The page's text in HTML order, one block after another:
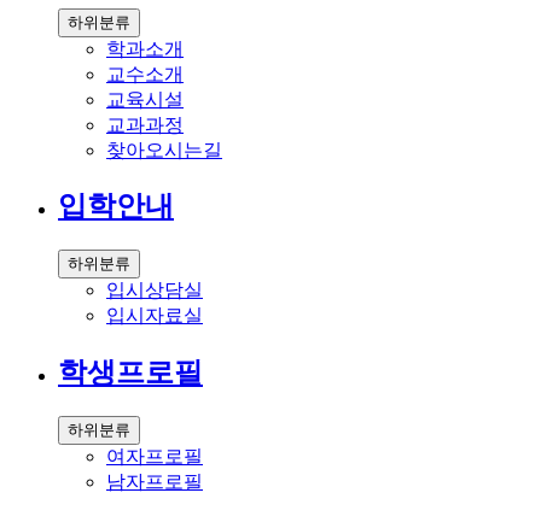
하위분류
학과소개
교수소개
교육시설
교과과정
찾아오시는길
입학안내
하위분류
입시상담실
입시자료실
학생프로필
하위분류
여자프로필
남자프로필